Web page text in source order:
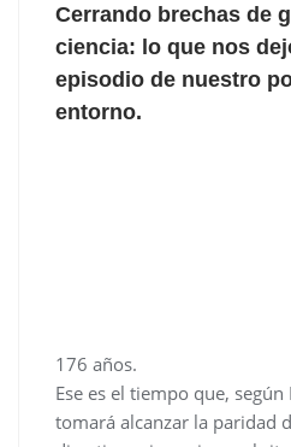
Cerrando brechas de
ciencia: lo que nos
episodio de nuestro
entorno.
176 años.
Ese es el tiempo que,
tomará alcanzar la paridad